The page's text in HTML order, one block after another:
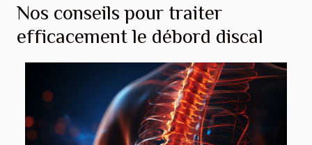
Nos conseils pour traiter
efficacement le débord discal